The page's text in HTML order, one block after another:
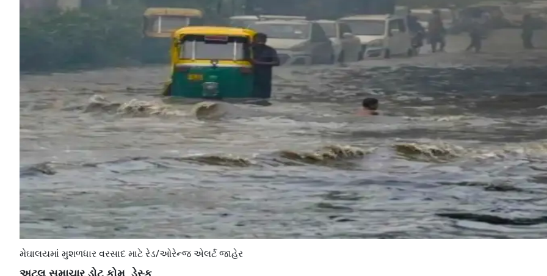
મેઘાલયમાં મુશળધાર વરસાદ માટે રેડ/ઓરેન્જ એલર્ટ જાહેર
અટલ સમાચાર ડોટ કોમ, ડેસ્ક